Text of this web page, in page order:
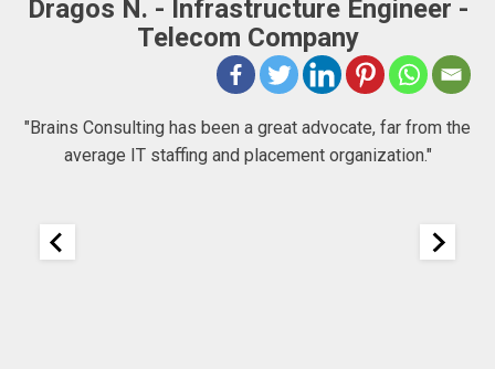
Engineer -
Company
been a great advocate, far from the
and placement organization."
Adrian. C -
"BRAINS
company that goes
people chase their